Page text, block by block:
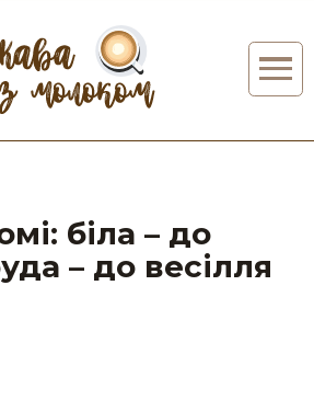
біла – до
– до весілля